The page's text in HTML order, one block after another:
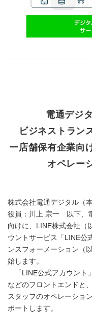
電通デジ
ビジネストラン
ー店舗保有企業向
オペレー
株式会社電通デジタル（
役員：川上 宗一 以下、
向けに、LINE株式会社（
ウントサービス「LINE公
ンスフォーメーション（
始します。
「LINE公式アカウント
などのフロントエンドと
スタッフのオペレーショ
ポートします。